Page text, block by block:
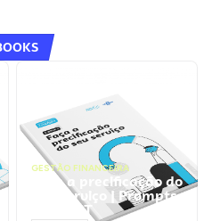
GESTÃO FINANCEIRA
Faça a precificação do
seu serviço | Prompts
ChatGPT